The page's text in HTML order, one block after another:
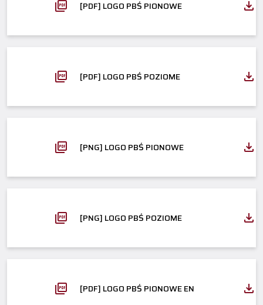
[PDF] LOGO PBŚ PIONOWE
[PDF] LOGO PBŚ POZIOME
[PNG] LOGO PBŚ PIONOWE
[PNG] LOGO PBŚ POZIOME
[PDF] LOGO PBŚ PIONOWE EN